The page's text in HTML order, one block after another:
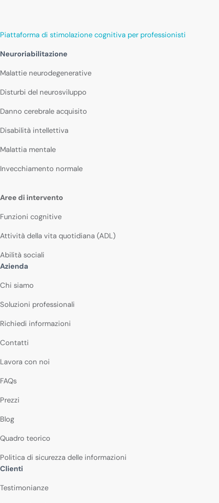
Piattaforma di stimolazione cognitiva per professionisti
Neuroriabilitazione
Malattie neurodegenerative
Disturbi del neurosviluppo
Danno cerebrale acquisito
Disabilità intellettiva
Malattia mentale
Invecchiamento normale
Aree di intervento
Funzioni cognitive
Attività della vita quotidiana (ADL)
Abilità sociali
Azienda
Chi siamo
Soluzioni professionali
Richiedi informazioni
Contatti
Lavora con noi
FAQs
Prezzi
Blog
Quadro teorico
Politica di sicurezza delle informazioni
Clienti
Testimonianze